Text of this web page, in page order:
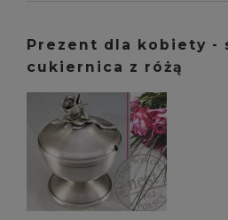
Prezent dla kobiety -
cukiernica z różą